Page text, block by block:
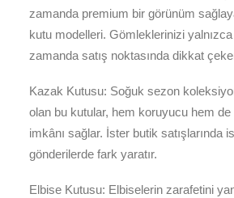
zamanda premium bir görünüm
kutu modelleri. Gömleklerinizi
zamanda satış noktasında dikkat
Kazak Kutusu: Soğuk sezon
olan bu kutular, hem koruyucu hem
imkânı sağlar. İster butik satışlarında
gönderilerde fark yaratır.
Elbise Kutusu: Elbiselerin zarafetini